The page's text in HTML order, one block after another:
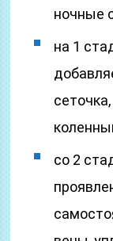
ночные
на 1
со 2